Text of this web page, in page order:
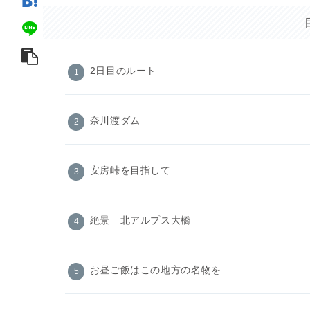
2日目のルート
奈川渡ダム
安房峠を目指して
絶景 北アルプス大橋
お昼ご飯はこの地方の名物を